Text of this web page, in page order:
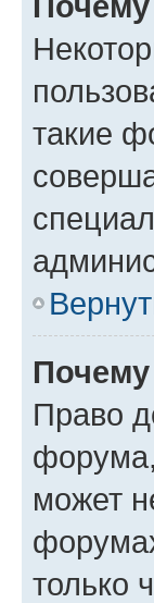
такие
Право
может
только